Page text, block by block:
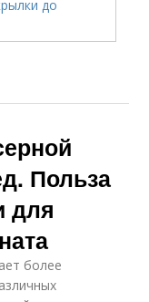
Польза
для
более